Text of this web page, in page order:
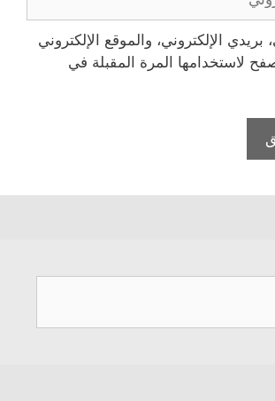
الإلكتروني، والموقع الإلكتروني
لاستخدامها المرة المقبلة في